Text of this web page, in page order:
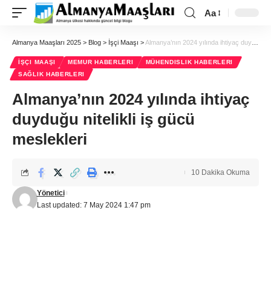
Aa
Almanya Maaşları 2025 > Blog > İşçi Maaşı >Almanya’nın 2024 yılında ihtiyaç duyduğu nitelikli iş gücü meslekleri
İŞÇI MAAŞI MEMUR HABERLERI
MÜHENDISLIK HABERLERI
SAĞLIK HABERLERI
Almanya’nın 2024 yılında ihtiyaç
duyduğu nitelikli iş gücü
meslekleri
Last updated: 7 May 2024 1:47 pm
Yönetici
10 Dakika Okuma